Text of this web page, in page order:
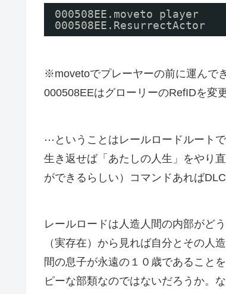
000508EE.moveto player
000508EE.ResurrectActor
※movetoでプレーヤーの前に運んで
000508EEはグローリーのRefIDを変
⋯ということはレールロードルート
生き返せば「あたしの人生」をやり
ができるらしい）コマンドあれば
レールロードは人造人間の内部がど
（実存在）から見れば自分とその人
間の息子が永遠の１０歳であること
ピーな部類なのではないだろうか。